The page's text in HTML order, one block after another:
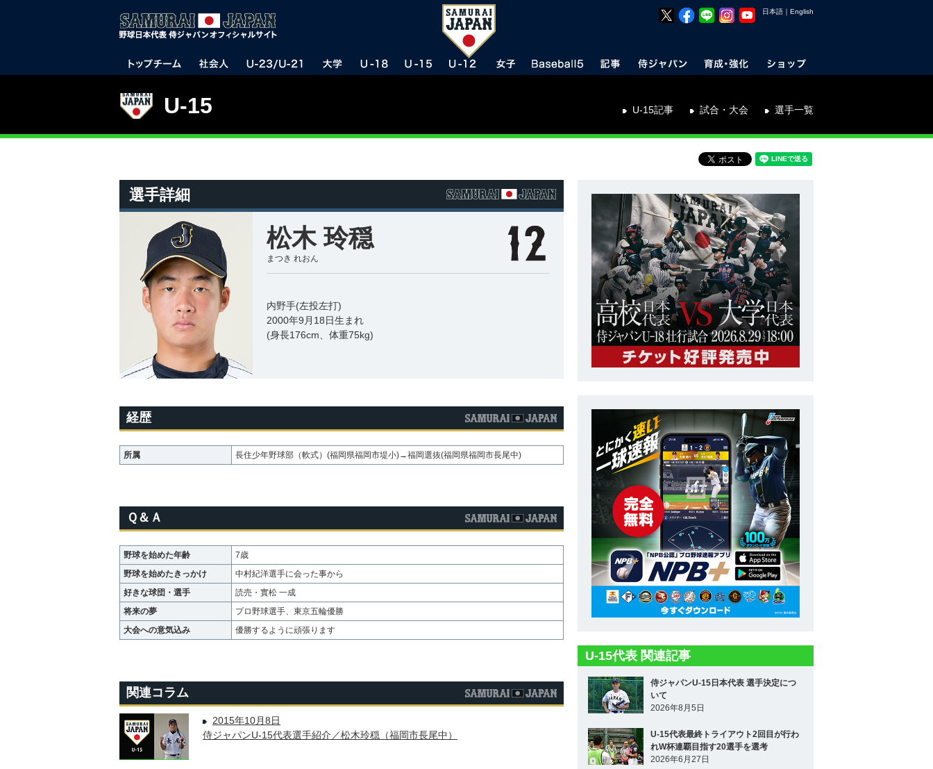
日本語 ｜ English
U-15 U-15記事 試合・大会 選手一覧
選手詳細
松木 玲穏
まつき れおん
内野手(左投左打)
2000年9月18日生まれ
(身長176cm、体重75kg)
経歴
所属 長住少年野球部（軟式）(福岡県福岡市堤小)→福岡選抜(福岡県福岡市長尾中)
Ｑ＆Ａ
野球を始めた年齢
7歳
野球を始めたきっかけ
中村紀洋選手に会った事から
好きな球団・選手
読売・實松 一成
将来の夢
プロ野球選手、東京五輪優勝
大会への意気込み
優勝するように頑張ります
関連コラム
2015年10月8日
侍ジャパンU-15代表選手紹介／松木玲穏（福岡市長尾中）
U-15代表 関連記事
侍ジャパンU-15日本代表 選手決定につ
いて
2026年8月5日
U-15代表最終トライアウト2回目が行わ
れW杯連覇目指す20選手を選考
2026年6月27日